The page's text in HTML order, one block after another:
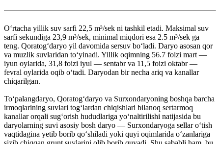
Oʻrtacha yillik suv sarfi 22,5 m³/sek ni tashkil etadi. Maksimal suv
sarfi sekundiga 23,9 m³/sek, minimal miqdori esa 2.5 m³/sek ga
teng. Qoratogʻdaryo yil davomida sersuv boʻladi. Daryo asosan qor
va muzlik suvlaridan toʻyinadi. Yillik oqimning 56.7 foizi mart —
iyun oylarida, 31,8 foizi iyul — sentabr va 11,5 foizi oktabr —
fevral oylarida oqib oʻtadi. Daryodan bir necha ariq va kanallar
chiqarilgan.
Toʻpalangdaryo, Qoratogʻdaryo va Surxondaryoning boshqa barcha
irmoqlarining suvlari togʻlardan chiqishlari bilanoq sertarmoq
kanallar orqali sugʻorish hududlariga yoʻnaltirilishi natijasida bu
daryolarning suvi asosiy bosh daryo — Surxondaryoga sellar oʻtish
vaqtidagina yetib borib qoʻshiladi yoki quyi oqimlarida oʻzanlariga